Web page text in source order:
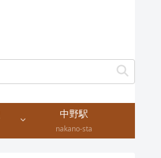
中野駅
nakano-sta